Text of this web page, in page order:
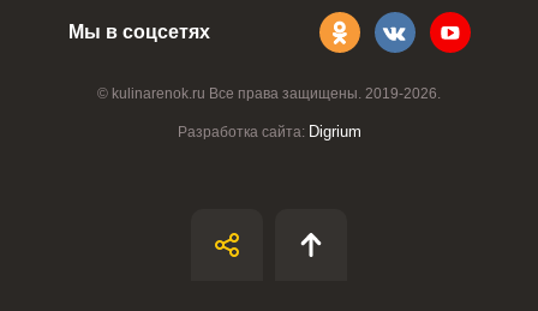
© kulinarenok.ru Все права защищены. 2019-2026.
Разработка сайта: Digrium
Мы в соцсетях